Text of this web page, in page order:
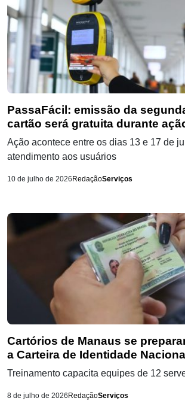
PassaFácil: emissão da
cartão será gratuita durante
Ação acontece entre os dias 13 e 17 de
atendimento aos usuários
10 de julho de 2026 RedaçãoServiços
Cartórios de Manaus se
a Carteira de Identidade Nacional
Treinamento capacita equipes de 12
8 de julho de 2026 RedaçãoServiços